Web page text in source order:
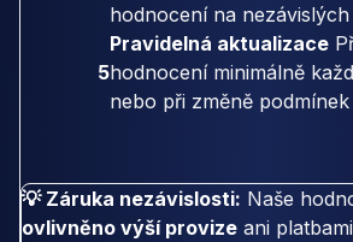
hodnocení na
5
Pravidelná aktualizace
hodnocení minimálně
nebo při změně podmínek
💡 Záruka nezávislosti: Naše
ovlivněno výší provize ani